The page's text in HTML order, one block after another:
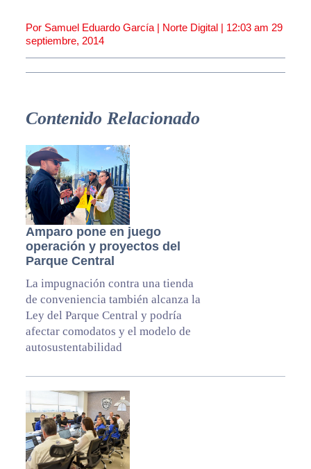
Por Samuel Eduardo García | Norte Digital | 12:03 am 29
septiembre, 2014
Contenido Relacionado
Amparo pone en juego
operación y proyectos del
Parque Central
La impugnación contra una tienda
de conveniencia también alcanza la
Ley del Parque Central y podría
afectar comodatos y el modelo de
autosustentabilidad